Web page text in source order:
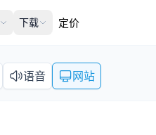
下载 定价
语音 网站